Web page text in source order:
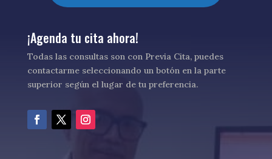
¡Agenda tu cita ahora!
Todas las consultas son con Previa Cita, puedes
contactarme seleccionando un botón en la parte
superior según el lugar de tu preferencia.